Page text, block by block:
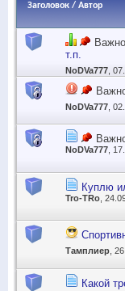
Заголовок / Автор
т.п.
NoDVa777 ,
NoDVa777 ,
NoDVa777 ,
Куплю
Tro-TRo ,
Тамплиер ,
Какой